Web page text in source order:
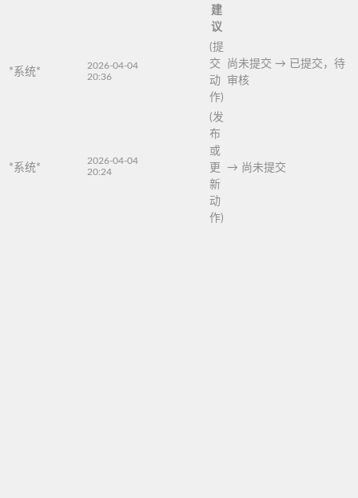
建
议
*系统*
2026-04-04
20:36
(提
交
动
作)
尚未提交 → 已提交，待
审核
*系统*
2026-04-04
20:24
(发
布
或
更
新
动
作)
→ 尚未提交